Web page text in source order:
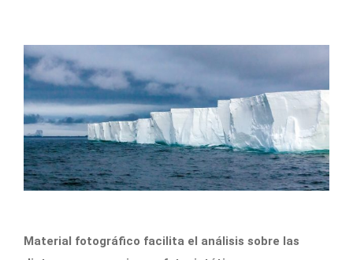
Material fotográfico facilita el análisis sobre las